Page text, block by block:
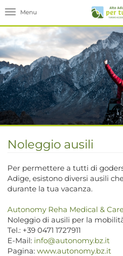
Toggle navigation
Noleggio ausili
Per permettere a tutti di
Adige, esistono diversi ausili
durante la tua vacanza.
Autonomy Reha Medical &
Noleggio di ausili per la
Tel.: +39 0471 1727911
E-Mail: info@autonomy.bz.it
Pagina: www.autonomy.bz.it